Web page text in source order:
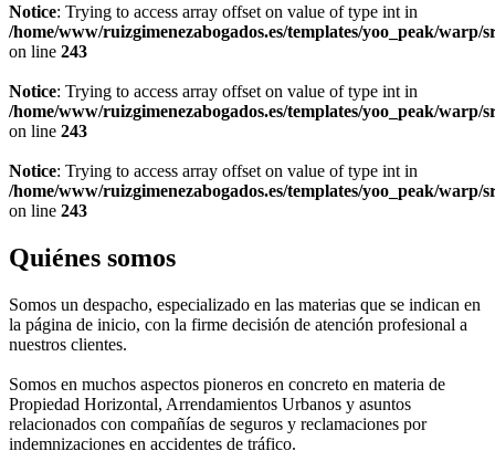
Notice: Trying to access array offset on value of type int in
/home/www/ruizgimenezabogados.es/templates/yoo_peak/
on line 243
Notice: Trying to access array offset on value of type int in
/home/www/ruizgimenezabogados.es/templates/yoo_peak/
on line 243
Notice: Trying to access array offset on value of type int in
/home/www/ruizgimenezabogados.es/templates/yoo_peak/
on line 243
Quiénes somos
Somos un despacho, especializado en las materias que se indican en
la página de inicio, con la firme decisión de atención profesional a
nuestros clientes.
Somos en muchos aspectos pioneros en concreto en materia de
Propiedad Horizontal, Arrendamientos Urbanos y asuntos
relacionados con compañías de seguros y reclamaciones por
indemnizaciones en accidentes de tráfico.